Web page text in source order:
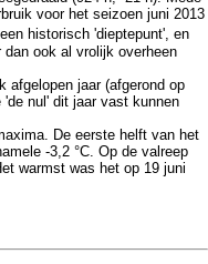
voor het seizoen juni 2013
historisch 'dieptepunt', en
ook al vrolijk overheen
afgelopen jaar (afgerond op
nul' dit jaar vast kunnen
De eerste helft van het
-3,2 °C. Op de valreep
warmst was het op 19 juni